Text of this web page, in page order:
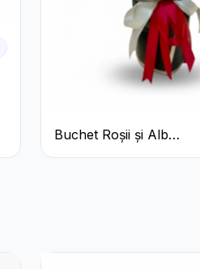
Buchet Roșii și Alb
Clasic